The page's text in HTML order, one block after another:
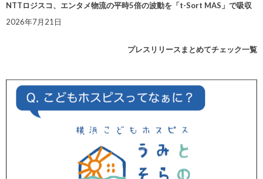
NTTロジスコ、エンタメ物流の平時5倍の波動を「t-Sort MAS」で吸収
2026年7月21日
プレスリリースまとめてチェック一覧